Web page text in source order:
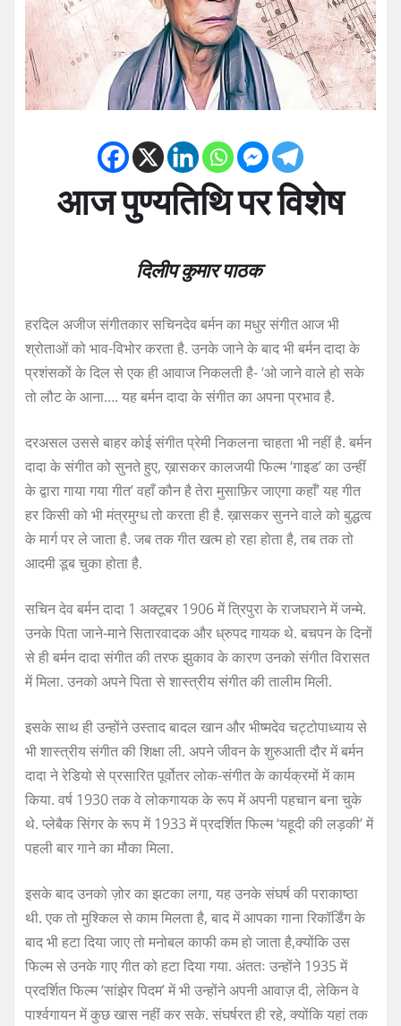
आज पुण्यतिथि पर विशेष
दिलीप कुमार पाठक
हरदिल अजीज संगीतकार सचिनदेव बर्मन का मधुर संगीत आज भी
श्रोताओं को भाव-विभोर करता है. उनके जाने के बाद भी बर्मन दादा के
प्रशंसकों के दिल से एक ही आवाज निकलती है- ‘ओ जाने वाले हो सके
तो लौट के आना…. यह बर्मन दादा के संगीत का अपना प्रभाव है.
दरअसल उससे बाहर कोई संगीत प्रेमी निकलना चाहता भी नहीं है. बर्मन
दादा के संगीत को सुनते हुए, ख़ासकर कालजयी फिल्म ‘गाइड’ का उन्हीं
के द्वारा गाया गया गीत’ वहाँ कौन है तेरा मुसाफ़िर जाएगा कहाँ’ यह गीत
हर किसी को भी मंत्रमुग्ध तो करता ही है. ख़ासकर सुनने वाले को बुद्धत्व
के मार्ग पर ले जाता है. जब तक गीत खत्म हो रहा होता है, तब तक तो
आदमी डूब चुका होता है.
सचिन देव बर्मन दादा 1 अक्टूबर 1906 में त्रिपुरा के राजघराने में जन्मे.
उनके पिता जाने-माने सितारवादक और ध्रुपद गायक थे. बचपन के दिनों
से ही बर्मन दादा संगीत की तरफ झुकाव के कारण उनको संगीत विरासत
में मिला. उनको अपने पिता से शास्त्रीय संगीत की तालीम मिली.
इसके साथ ही उन्होंने उस्ताद बादल खान और भीष्मदेव चट्टोपाध्याय से
भी शास्त्रीय संगीत की शिक्षा ली. अपने जीवन के शुरुआती दौर में बर्मन
दादा ने रेडियो से प्रसारित पूर्वोतर लोक-संगीत के कार्यक्रमों में काम
किया. वर्ष 1930 तक वे लोकगायक के रूप में अपनी पहचान बना चुके
थे. प्लेबैक सिंगर के रूप में 1933 में प्रदर्शित फिल्म ‘यहूदी की लड़की’ में
पहली बार गाने का मौका मिला.
इसके बाद उनको ज़ोर का झटका लगा, यह उनके संघर्ष की पराकाष्ठा
थी. एक तो मुश्किल से काम मिलता है, बाद में आपका गाना रिकॉर्डिंग के
बाद भी हटा दिया जाए तो मनोबल काफी कम हो जाता है,क्योंकि उस
फिल्म से उनके गाए गीत को हटा दिया गया. अंततः उन्होंने 1935 में
प्रदर्शित फिल्म ‘सांझेर पिदम’ में भी उन्होंने अपनी आवाज़ दी, लेकिन वे
पार्श्वगायन में कुछ खास नहीं कर सके. संघर्षरत ही रहे, क्योंकि यहां तक